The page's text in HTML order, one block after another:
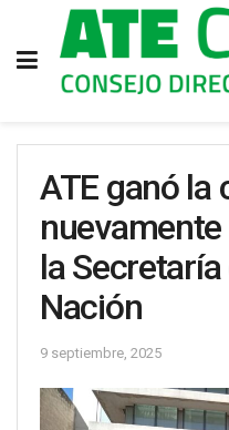
ATE ganó la
la
Nación
9 septiembre, 2025